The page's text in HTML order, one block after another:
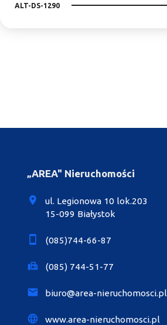
ALT-DS-1290
„AREA" Nieruchomości
ul. Legionowa 10 lok.203
15-099 Białystok
(085)744-66-87
(085) 744-51-77
biuro@area-nieruchomosci.pl
www.area-nieruchomosci.pl